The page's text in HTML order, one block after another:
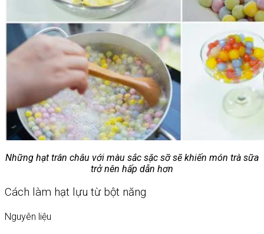
Những hạt trân châu với màu sắc sặc sỡ sẽ khiến món trà sữa
trở nên hấp dẫn hơn
Cách làm hạt lựu từ bột năng
Nguyên liệu